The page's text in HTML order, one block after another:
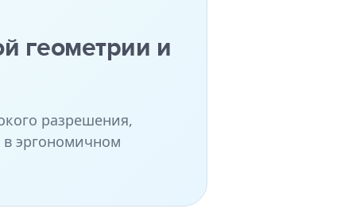
геометрии и
разрешения,
в эргономичном